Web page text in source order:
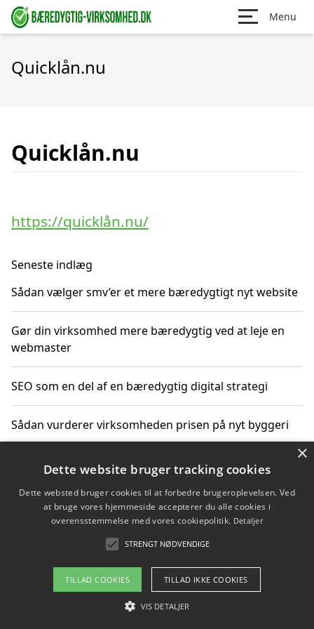
Menu
Quicklån.nu
Quicklån.nu
https://quicklån.nu/
Seneste indlæg
Sådan vælger smv’er et mere bæredygtigt nyt website
Gør din virksomhed mere bæredygtig ved at leje en
webmaster
SEO som en del af en bæredygtig digital strategi
Sådan vurderer virksomheden prisen på nyt byggeri
Sådan får du hjælp til en hjemmeside uden binding
Copyright 2026 - Pilanto Aps
Om / kontakt
Blog Betingelser
×
Dette website bruger tracking cookies
Dette websted bruger cookies til at forbedre brugeroplevelsen. Ved
at bruge vores hjemmeside accepterer du alle cookies i
overensstemmelse med vores cookiepolitik. Detaljer
STRENGT NØDVENDIGE
TILLAD COOKIES TILLAD IKKE COOKIES
VIS DETALJER